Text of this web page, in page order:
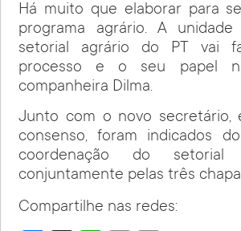
Há muito que elaborar para
programa agrário. A unidade
setorial agrário do PT vai
processo e o seu papel
companheira Dilma.
Junto com o novo secretário,
consenso, foram indicados
coordenação do
conjuntamente pelas três
Compartilhe nas redes: